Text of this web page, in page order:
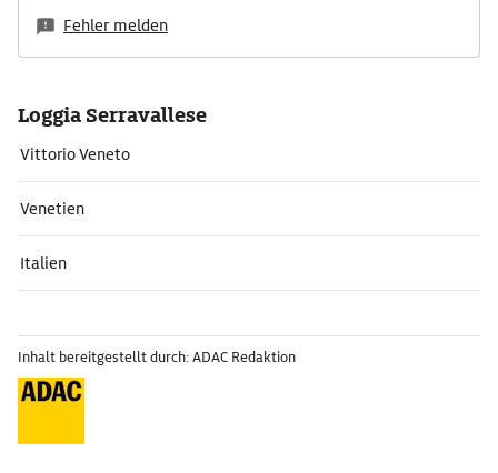
Fehler melden
Loggia Serravallese
Vittorio Veneto
Venetien
Italien
Inhalt bereitgestellt durch: ADAC Redaktion